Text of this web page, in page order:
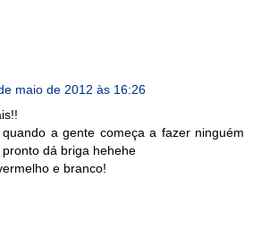
maio de 2012 às 16:26
a gente começa a fazer ninguém
dá briga hehehe
e branco!